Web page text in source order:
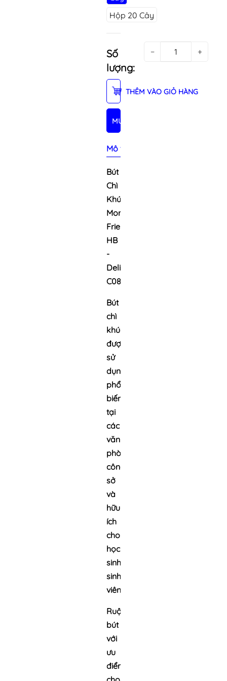
Hộp 20 Cây
Số
lượng:
− +
THÊM VÀO GIỎ HÀNG
MUA NGAY
Mô tả sản phẩm
Bút
Chì
Khúc
Monster
Friends
HB
-
Deli
C086
Bút
chì
khúc
được
sử
dụng
phổ
biến
tại
các
văn
phòng,
công
sở
và
hữu
ích
cho
học
sinh,
sinh
viên.
Ruột
bút
với
ưu
điểm